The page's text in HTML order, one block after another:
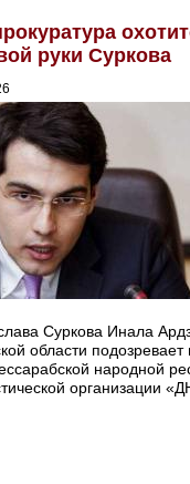
руки Суркова
Суркова Инала
области
народной
организации